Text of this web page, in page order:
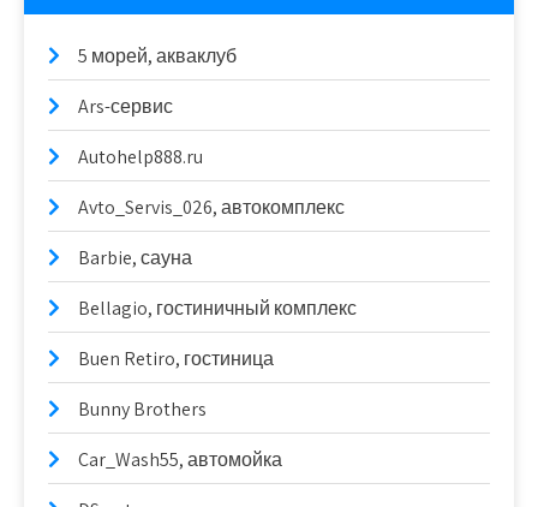
5 морей, акваклуб
Ars-сервис
Autohelp888.ru
Avto_Servis_026, автокомплекс
Barbie, сауна
Bellagio, гостиничный комплекс
Buen Retiro, гостиница
Bunny Brothers
Car_Wash55, автомойка